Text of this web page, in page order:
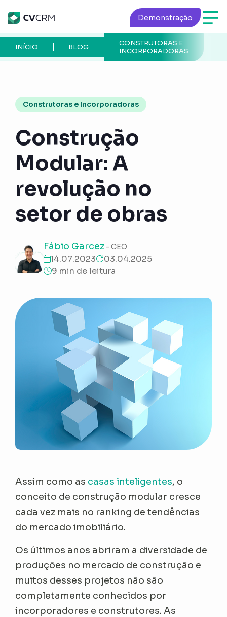
Demonstração
CONSTRUTORAS E
INCORPORADORAS
BLOG
INÍCIO
Construtoras e Incorporadoras
Construção
Modular: A
revolução no
setor de obras
Fábio Garcez - CEO
14.07.2023
03.04.2025
9 min de leitura
Assim como as casas inteligentes, o
conceito de construção modular cresce
cada vez mais no ranking de tendências
do mercado imobiliário.
Os últimos anos abriram a diversidade de
produções no mercado de construção e
muitos desses projetos não são
completamente conhecidos por
incorporadores e construtores. As